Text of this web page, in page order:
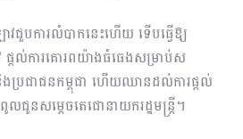
វជួបការលំបាកនេះហើយ ទើបធ្វើឱ្យ
ផ្តល់ការគោរពយ៉ាងធំធេងសម្រាប់ស
និង​ប្រជា​ជនកម្ពុជា ហើយឈានដល់ការផ្តល់
ន​សម្តេចតេជោ​នាយករដ្ឋមន្ត្រី។